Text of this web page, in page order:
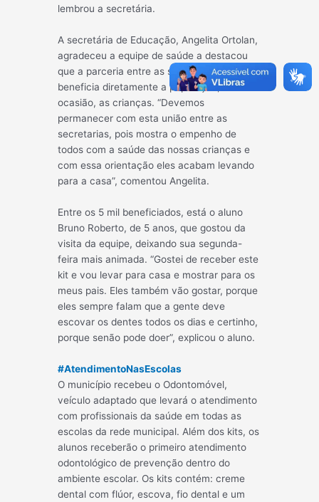
lembrou a secretária.
A secretária de Educação, Angelita Ortolan,
agradeceu a equipe de saúde a destacou
que a parceria entre as secretarias
beneficia diretamente a população, nesta
ocasião, as crianças. “Devemos
permanecer com esta união entre as
secretarias, pois mostra o empenho de
todos com a saúde das nossas crianças e
com essa orientação eles acabam levando
para a casa”, comentou Angelita.
Entre os 5 mil beneficiados, está o aluno
Bruno Roberto, de 5 anos, que gostou da
visita da equipe, deixando sua segunda-
feira mais animada. “Gostei de receber este
kit e vou levar para casa e mostrar para os
meus pais. Eles também vão gostar, porque
eles sempre falam que a gente deve
escovar os dentes todos os dias e certinho,
porque senão pode doer”, explicou o aluno.
#AtendimentoNasEscolas
O município recebeu o Odontomóvel,
veículo adaptado que levará o atendimento
com profissionais da saúde em todas as
escolas da rede municipal. Além dos kits, os
alunos receberão o primeiro atendimento
odontológico de prevenção dentro do
ambiente escolar. Os kits contém: creme
dental com flúor, escova, fio dental e um